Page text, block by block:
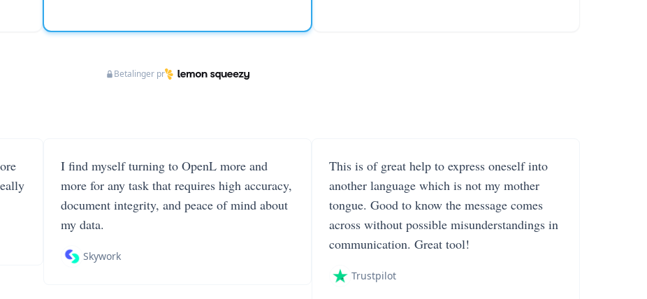
Betalinger pr
I find myself turning to OpenL more and
more for any task that requires high accuracy,
document integrity, and peace of mind about
my data.
Skywork
This is of great help to express oneself into
another language which is not my mother
tongue. Good to know the message comes
across without possible misunderstandings in
communication. Great tool!
Trustpilot